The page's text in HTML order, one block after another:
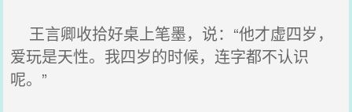
王言卿收拾好桌上笔墨，说：“他才虚四岁，
爱玩是天性。我四岁的时候，连字都不认识
呢。”